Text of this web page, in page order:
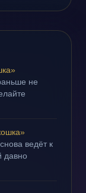
не
ведёт к
давно